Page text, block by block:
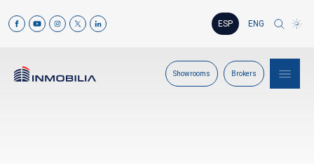
ESP ENG
Showrooms Brokers